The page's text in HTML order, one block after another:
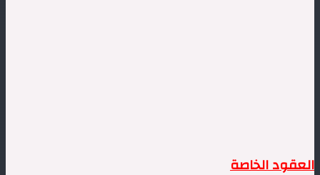
العقود الخاصة